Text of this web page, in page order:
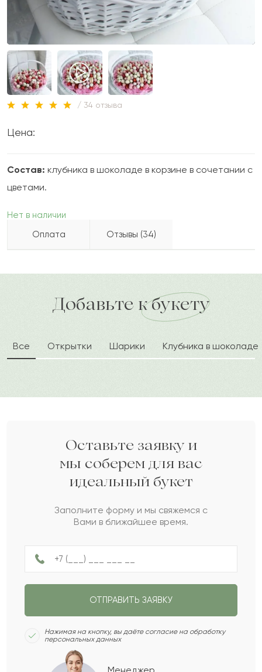
/ 34 отзыва
Цена:
Состав: клубника в шоколаде в корзине в сочетании с
цветами.
Нет в наличии
Оплата
Отзывы (34)
доставка по городу в течение часа
Х 2022-10-21
Хайдар
2022-08-31
А 2022-06-01
Абыз
К 2022-05-13
Кудайберген
2022-04-27
Станислава
2022-03-27
Ордабай
Аза
М Милослава
Сауле
Добавьте к букету
Все Открытки Шарики Клубника в шоколаде
Оставьте заявку и
мы соберем для вас
идеальный букет
Заполните форму и мы свяжемся с
Вами в ближайшее время.
ОТПРАВИТЬ ЗАЯВКУ
Нажимая на кнопку, вы даёте согласие на обработку
персональных данных